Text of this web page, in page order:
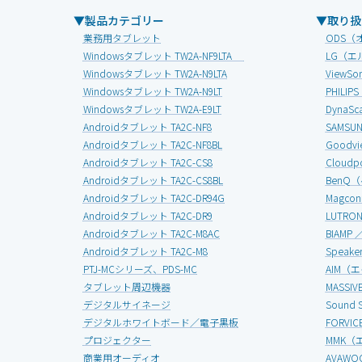
▼製品カテゴリー
業務用タブレット
Windowsタブレット TW2A-NF9LTA
Windowsタブレット TW2A-N9LTA
Windowsタブレット TW2A-N9LT
Windowsタブレット TW2A-E9LT
Androidタブレット TA2C-NF8
Androidタブレット TA2C-NF8BL
Androidタブレット TA2C-CS8
Androidタブレット TA2C-CS8BL
Androidタブレット TA2C-DR94G
Androidタブレット TA2C-DR9
Androidタブレット TA2C-M8AC
Androidタブレット TA2C-M8
PTJ-MCシリーズ、PDS-MC
タブレット周辺機器
デジタルサイネージ
デジタルホワイトボード／電子黒板
プロジェクター
商業用オーディオ
▼取り扱
ODS（
LG（エ
BenQ（
BIAMP
AIM（エ
Sound
MMK（